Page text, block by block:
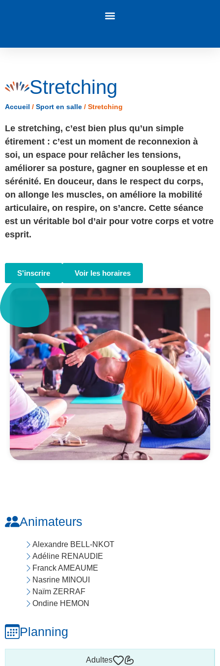
Stretching
Accueil / Sport en salle / Stretching
Le stretching, c’est bien plus qu’un simple
étirement : c’est un moment de reconnexion à
soi, un espace pour relâcher les tensions,
améliorer sa posture, gagner en souplesse et en
sérénité. En douceur, dans le respect du corps,
on allonge les muscles, on améliore la mobilité
articulaire, on respire, on s’ancre. Cette séance
est un véritable bol d’air pour votre corps et votre
esprit.
S'inscrire Voir les horaires
Animateurs
Alexandre BELL-NKOT
Adéline RENAUDIE
Franck AMEAUME
Nasrine MINOUI
Naïm ZERRAF
Ondine HEMON
Planning
Adultes